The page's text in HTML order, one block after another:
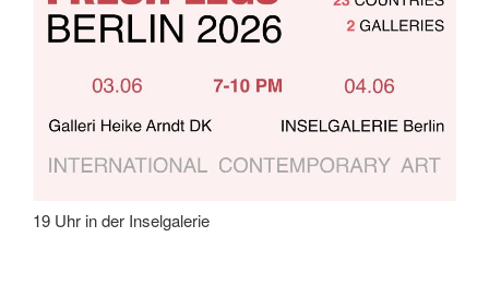
19 Uhr in der Inselgalerie